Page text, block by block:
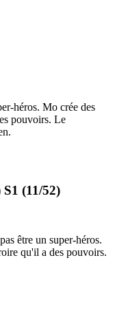
héros. Mo crée des
pouvoirs. Le
(11/52)
être un super-héros.
qu'il a des pouvoirs.